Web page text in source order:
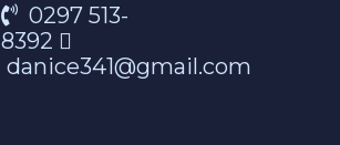
0297 513-
8392
danice341@gmail.com